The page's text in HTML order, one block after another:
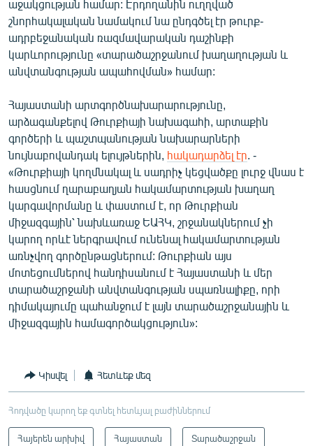
աջակցության համար: Էրդողանին ուղղված
շնորհակալական նամակում նա ընդգծել էր թուրք-
ադրբեջանական ռազմավարական դաշինքի
կարևորությունը «տարածաշրջանում խաղաղության և
անվտանգության ապահովման» համար:
Հայաստանի արտգործնախարարությունը,
արձագանքելով Թուրքիայի նախագահի, արտաքին
գործերի և պաշտպանության նախարարների
նույնաբովանդակ ելույթներին, հակադարձել էր . -
«Թուրքիայի կողմնակալ և սադրիչ կեցվածքը լուրջ վնաս է
հասցնում ղարաբաղյան հակամարտության խաղաղ
կարգավորմանը և փաստում է, որ Թուրքիան
միջազգային՝ նախևառաջ ԵԱՀԿ, շրջանակներում չի
կարող որևէ ներգրավում ունենալ հակամարտության
առնչվող գործընթացներում: Թուրքիան այս
մոտեցումներով հանդիսանում է Հայաստանի և մեր
տարածաշրջանի անվտանգության սպառնալիքը, որի
դիմակայումը պահանջում է լայն տարածաշրջանային և
միջազգային համագործակցություն»:
Կիսվել Հետևեք մեզ
Հոդվածը կարող եք գտնել հետևյալ բաժիններում
Հայերեն արխիվ Հայաստան Տարածաշրջան